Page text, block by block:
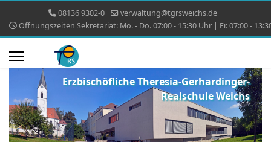
08136 9302-0
verwaltung@tgrsweichs.de
Öffnungszeiten Sekretariat: Mo. - Do. 07:00 - 15:30 Uhr | Fr. 07:00 -
Erzbischöfliche Theresia-Gerhardinger-
Realschule Weichs